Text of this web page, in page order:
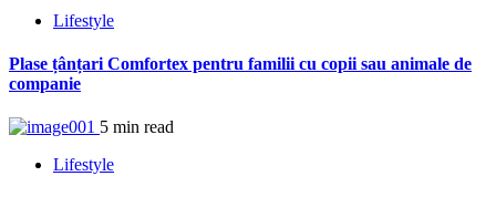
Lifestyle
Plase țânțari Comfortex pentru familii cu copii sau animale de
companie
5 min read
Lifestyle